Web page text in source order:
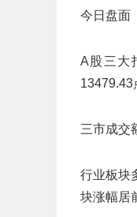
今日盘面
A股三大
13479.43
三市成交
行业板块
块涨幅居